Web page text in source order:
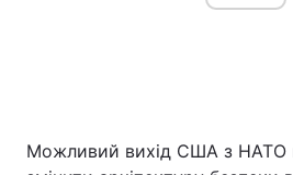
Можливий вихід США з НАТО